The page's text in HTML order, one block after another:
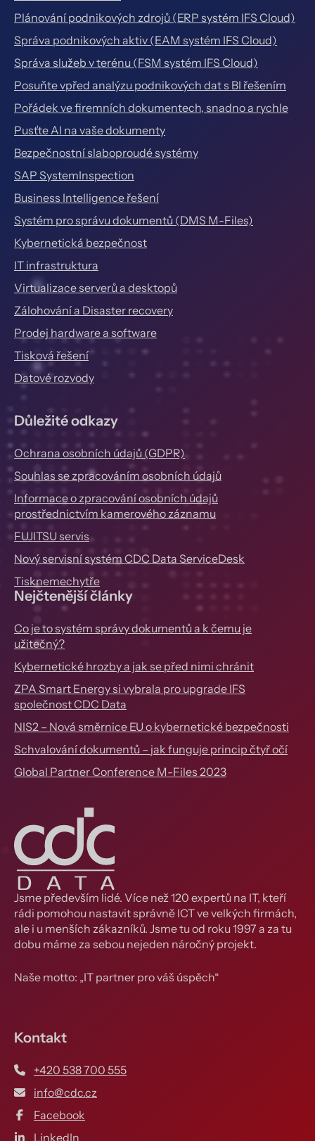
Plánování podnikových zdrojů (ERP systém IFS Cloud)
Správa podnikových aktiv (EAM systém IFS Cloud)
Správa služeb v terénu (FSM systém IFS Cloud)
Posuňte vpřed analýzu podnikových dat s BI řešením
Pořádek ve firemních dokumentech, snadno a rychle
Pusťte AI na vaše dokumenty
Bezpečnostní slaboproudé systémy
SAP SystemInspection
Business Intelligence řešení
Systém pro správu dokumentů (DMS M-Files)
Kybernetická bezpečnost
IT infrastruktura
Virtualizace serverů a desktopů
Zálohování a Disaster recovery
Prodej hardware a software
Tisková řešení
Datové rozvody
Důležité odkazy
Ochrana osobních údajů (GDPR)
Souhlas se zpracováním osobních údajů
Informace o zpracování osobních údajů
prostřednictvím kamerového záznamu
FUJITSU servis
Nový servisní systém CDC Data ServiceDesk
Tisknemechytře
Nejčtenější články
Co je to systém správy dokumentů a k čemu je
užitečný?
Kybernetické hrozby a jak se před nimi chránit
ZPA Smart Energy si vybrala pro upgrade IFS
společnost CDC Data
NIS2 – Nová směrnice EU o kybernetické bezpečnosti
Schvalování dokumentů – jak funguje princip čtyř očí
Global Partner Conference M-Files 2023
Jsme především lidé. Více než 120 expertů na IT, kteří
rádi pomohou nastavit správně ICT ve velkých firmách,
ale i u menších zákazníků. Jsme tu od roku 1997 a za tu
dobu máme za sebou nejeden náročný projekt.
Naše motto: „IT partner pro váš úspěch“
Kontakt
+420 538 700 555
info@cdc.cz
Facebook
LinkedIn